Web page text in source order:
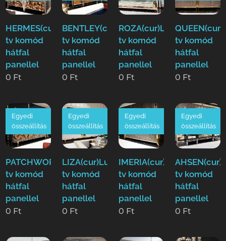
HERMES(cur)Luxus
tv komód
hátfal
panellel
0 Ft
BENTLEY(cur)Luxus
tv komód
hátfal
panellel
0 Ft
ROZA(cur)Luxus
tv komód
hátfal
panellel
0 Ft
tv komód
hátfal
panellel
0 Ft
PATCHWORK(cur)Luxus
tv komód
hátfal
panellel
Egyedi
összeállítás
0 Ft
LIZA(cur)Luxus
tv komód
hátfal
panellel
Egyedi
összeállítás
0 Ft
IMERIA(cur)Luxus
tv komód
hátfal
panellel
Egyedi
összeállítás
0 Ft
tv komód
hátfal
panellel
Egyedi
összeállítás
0 Ft